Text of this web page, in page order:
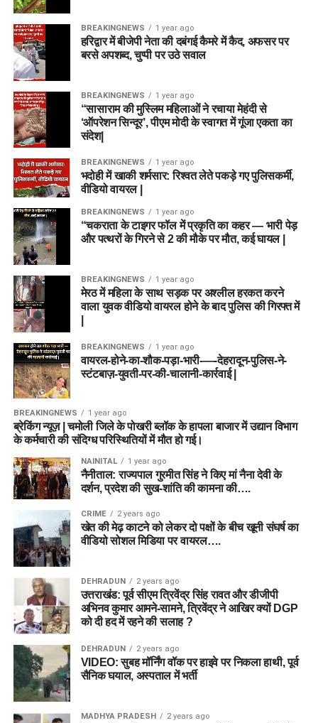
BREAKINGNEWS 1 year ago
हरिद्वार में बीजेपी नेता की दबंगई कैमरे में कैद, अफसर पर
बरसे अपशब्द, चुप्पी पर उठे सवाल
BREAKINGNEWS 1 year ago
“सासाराम की मुस्लिम महिलाओं ने रचाया मेहंदी से
‘ऑपरेशन सिन्दूर’, पीएम मोदी के स्वागत में गूंजा एकता का
संदेश|
BREAKINGNEWS 1 year ago
भदोही में खाकी शर्मसार: रिश्वत लेते पकड़े गए पुलिसकर्मी,
वीडियो वायरल |
BREAKINGNEWS 1 year ago
“चकराता के टाइगर फॉल में प्रकृति का कहर — भारी पेड़
और पत्थरों के गिरने से 2 की मौके पर मौत, कई घायल |
BREAKINGNEWS 1 year ago
मेरठ में महिला के साथ सड़क पर अश्लील हरकत करने
वाला युवक वीडियो वायरल होने के बाद पुलिस की गिरफ्त में
BREAKINGNEWS 1 year ago
वायरल-होने-का-शौक-पड़ा-भारी-—-देहरादून-पुलिस-ने-
स्टंटबाज़-युवती-पर-की-चालानी-कार्रवाई |
BREAKINGNEWS 1 year ago
ब्रेकिंग न्यूज़ | चमोली जिले के पोखरी ब्लॉक के हापला बाजार में उद्यान विभाग
के कर्मचारी की संदिग्ध परिस्थितियों में मौत हो गई।
NAINITAL 1 year ago
नैनीताल: राज्यपाल गुरमीत सिंह ने किए मां नैना देवी के
दर्शन, प्रदेश की सुख-शांति की कामना की….
CRIME 2 years ago
खेत की मेढ़ काटने को लेकर दो पक्षों के बीच खूनी संघर्ष का
वीडियो सोशल मिडिया पर वायरल….
DEHRADUN 2 years ago
उत्तराखंड: पूर्व सीएम त्रिवेंद्र सिंह रावत और डीजीपी
अभिनव कुमार आमने-सामने, त्रिवेंद्र ने आखिर क्यों DGP
को दी हद में रहने की सलाह ?
DEHRADUN 2 years ago
VIDEO: सुबह मॉर्निंग वॉक पर हाइवे पर निकला हाथी, पूर्व
सैनिक घयाल, अस्पताल में भर्ती
MADHYA PRADESH 2 years ago